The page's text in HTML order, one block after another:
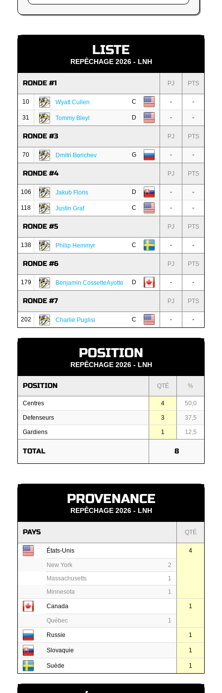
LISTE
REPÊCHAGE 2026 - LNH
RONDE #1 PJ PTS
10 Wyatt Cullen C - -
31 Tommy Bleyl D - -
RONDE #3 PJ PTS
70 Dmitri Borichev G - -
RONDE #4 PJ PTS
106 Jakub Floris D - -
118 Justin Graf C - -
RONDE #5 PJ PTS
138 Philip Hemmyr C - -
RONDE #6 PJ PTS
179 Benjamin CossetteAyotte D - -
RONDE #7 PJ PTS
202 Charlie Puglisi C - -
POSITION
REPÊCHAGE 2026 - LNH
POSITION QTÉ %
Centres 4 50,0
Defenseurs 3 37,5
Gardiens 1 12,5
TOTAL 8
PROVENANCE
REPÊCHAGE 2026 - LNH
PAYS QTÉ
États-Unis 4
New York
2
Massachusetts
1
Minnesota
1
Canada 1
Québec 1
Russie 1
Slovaquie 1
Suède 1